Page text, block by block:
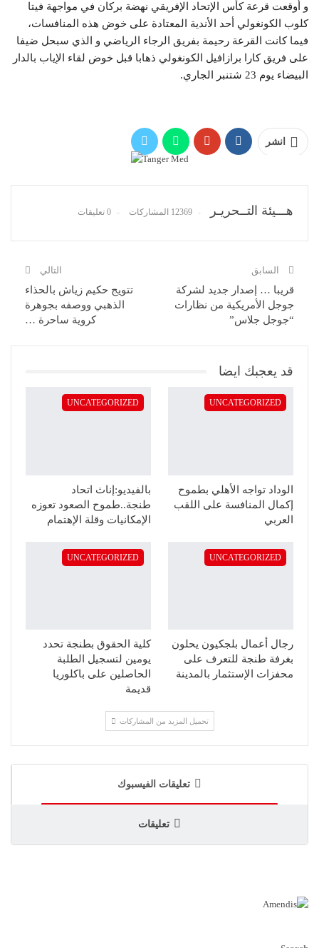
و أوقعت قرعة كأس الإتحاد الإفريقي نهضة بركان في مواجهة فيتا
كلوب الكونغولي أحد الأندية المعتادة على خوض هذه المنافسات،
فيما كانت القرعة رحيمة بفريق الرجاء الرياضي و الذي سبحل ضيفا
على فريق كارا برازافيل الكونغولي ذهابا قبل خوض لقاء الإياب بالدار
البيضاء يوم 23 شتنبر الجاري.
انشر
هـــيئة التــحريـر 12369 المشاركات 0 تعليقات
السابق
قريبا … إصدار جديد لشركة
جوجل الأمريكية من نظارات
“جوجل جلاس”
التالي
تتويج حكيم زياش بالحذاء
الذهبي ووصفه بجوهرة
كروية ساحرة …
قد يعجبك ايضا
UNCATEGORIZED
الوداد تواجه الأهلي بطموح
إكمال المنافسة على اللقب
العربي
UNCATEGORIZED
بالفيديو:إناث اتحاد
طنجة..طموح الصعود تعوزه
الإمكانيات وقلة الإهتمام
UNCATEGORIZED
رجال أعمال بلجكيون يحلون
بغرفة طنجة للتعرف على
محفزات الإستثمار بالمدينة
UNCATEGORIZED
كلية الحقوق بطنجة تحدد
يومين لتسجيل الطلبة
الحاصلين على باكلوريا
قديمة
تحميل المزيد من المشاركات
تعليقات الفيسبوك
تعليقات